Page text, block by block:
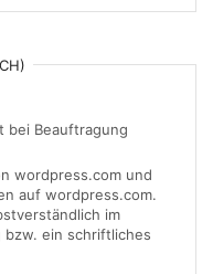
bei Beauftragung
wordpress.com und
auf wordpress.com.
im
bzw. ein schriftliches